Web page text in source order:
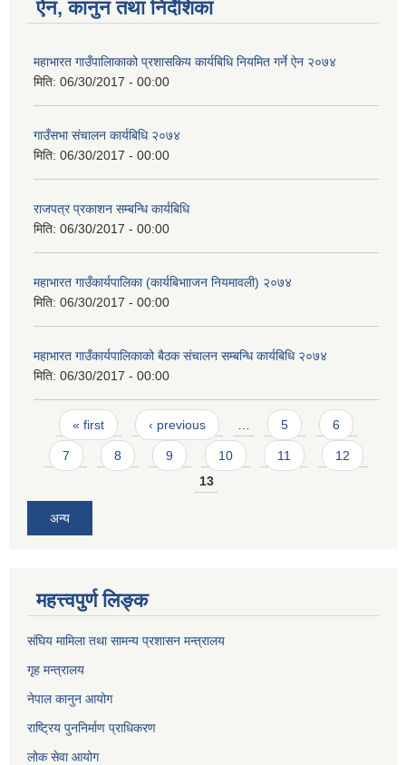
ऐन, कानुन तथा निर्देशिका
महाभारत गाउँपालिाकाको प्रशासकिय कार्यबिधि नियमित गर्ने ऐन २०७४
मिति: 06/30/2017 - 00:00
गाउँसभा संचालन कार्यबिधि २०७४
मिति: 06/30/2017 - 00:00
राजपत्र प्रकाशन सम्बन्धि कार्यबिधि
मिति: 06/30/2017 - 00:00
महाभारत गाउँकार्यपालिका (कार्यबिभााजन नियमावली) २०७४
मिति: 06/30/2017 - 00:00
महाभारत गाउँकार्यपालिकाको बैठक संचालन सम्बन्धि कार्यबिधि २०७४
मिति: 06/30/2017 - 00:00
Pages
« first ‹ previous 5 6
7 8 9 10 11
12
13
अन्य
महत्त्वपुर्ण लिङ्क
संघिय मामिला तथा सामन्य प्रशासन मन्त्रालय
गृह मन्त्रालय
नेपाल कानुन आयोग
राष्ट्रिय पुननिर्माण प्राधिकरण
लोक सेवा आयोग